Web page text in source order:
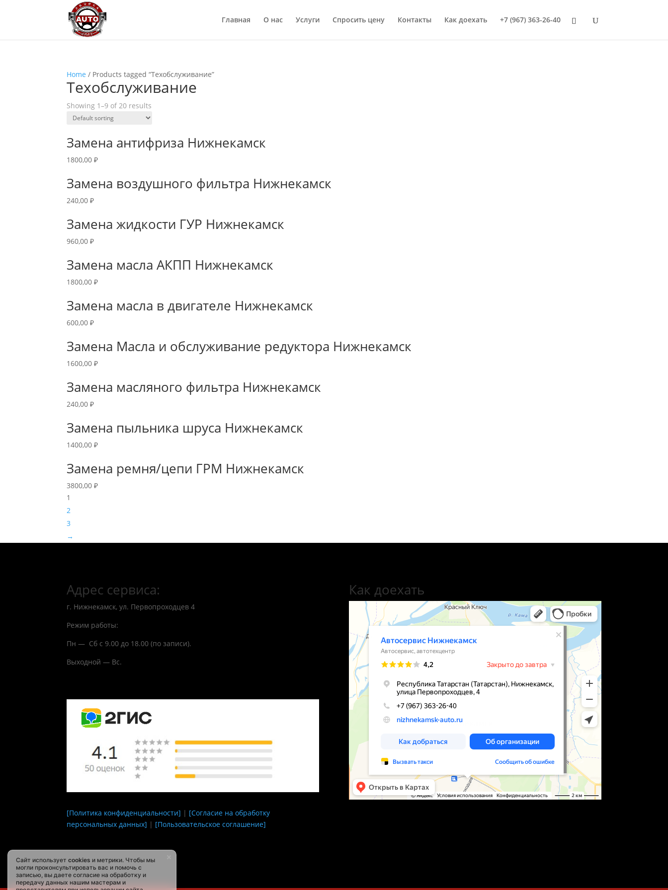
Главная О нас Услуги Спросить цену Контакты Как доехать +7 (967) 363-26-40
Home / Products tagged “Техобслуживание”
Техобслуживание
Showing 1–9 of 20 results
Замена антифриза Нижнекамск
1800,00₽
Замена воздушного фильтра Нижнекамск
240,00₽
Замена жидкости ГУР Нижнекамск
960,00₽
Замена масла АКПП Нижнекамск
1800,00₽
Замена масла в двигателе Нижнекамск
600,00₽
Замена Масла и обслуживание редуктора Нижнекамск
1600,00₽
Замена масляного фильтра Нижнекамск
240,00₽
Замена пыльника шруса Нижнекамск
1400,00₽
Замена ремня/цепи ГРМ Нижнекамск
3800,00₽
1
2
3
→
Адрес сервиса:
г. Нижнекамск, ул. Первопроходцев 4
Режим работы:
Пн — Сб с 9.00 до 18.00 (по записи).
Выходной — Вс.
[Политика конфиденциальности] | [Согласие на обработку
персональных данных] | [Пользовательское соглашение]
Как доехать
Сайт использует cookies и метрики. Чтобы мы
могли проконсультировать вас и помочь с
записью, вы даете согласие на обработку и
передачу данных нашим мастерам и